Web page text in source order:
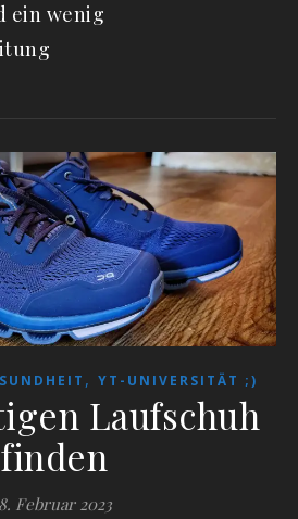
ein wenig
, YT-UNIVERSITÄT ;)
Laufschuh
finden
8. Februar 2023